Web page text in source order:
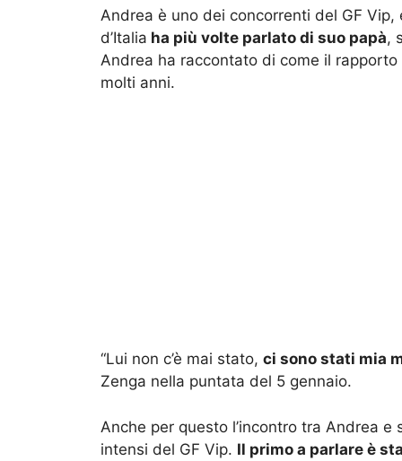
Andrea è uno dei concorrenti del GF
d’Italia ha più volte parlato di suo papà,
Andrea ha raccontato di come il
molti anni.
“Lui non c’è mai stato, ci sono stati mia
Zenga nella puntata del 5 gennaio.
Anche per questo l’incontro tra Andrea
intensi del GF Vip. Il primo a parlare è